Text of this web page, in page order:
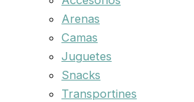
Arenas
Camas
Juguetes
Snacks
Transportines